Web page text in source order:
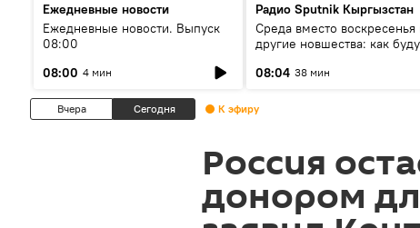
Ежедневные новости
Ежедневные новости. Выпуск
08:00
08:00 4 мин
Радио Sputnik Кыргызстан
Среда вместо воскресенья
другие новшества: как
08:04 38 мин
Вчера Сегодня К эфиру
Россия
донором